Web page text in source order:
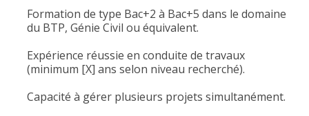
Formation de type Bac+2 à Bac+5 dans le domaine
du BTP, Génie Civil ou équivalent.
Expérience réussie en conduite de travaux
(minimum [X] ans selon niveau recherché).
Capacité à gérer plusieurs projets simultanément.